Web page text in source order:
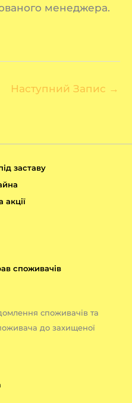
менеджера.
Наступний Запис →
заставу
акції
споживачів
споживачів та
до захищеної